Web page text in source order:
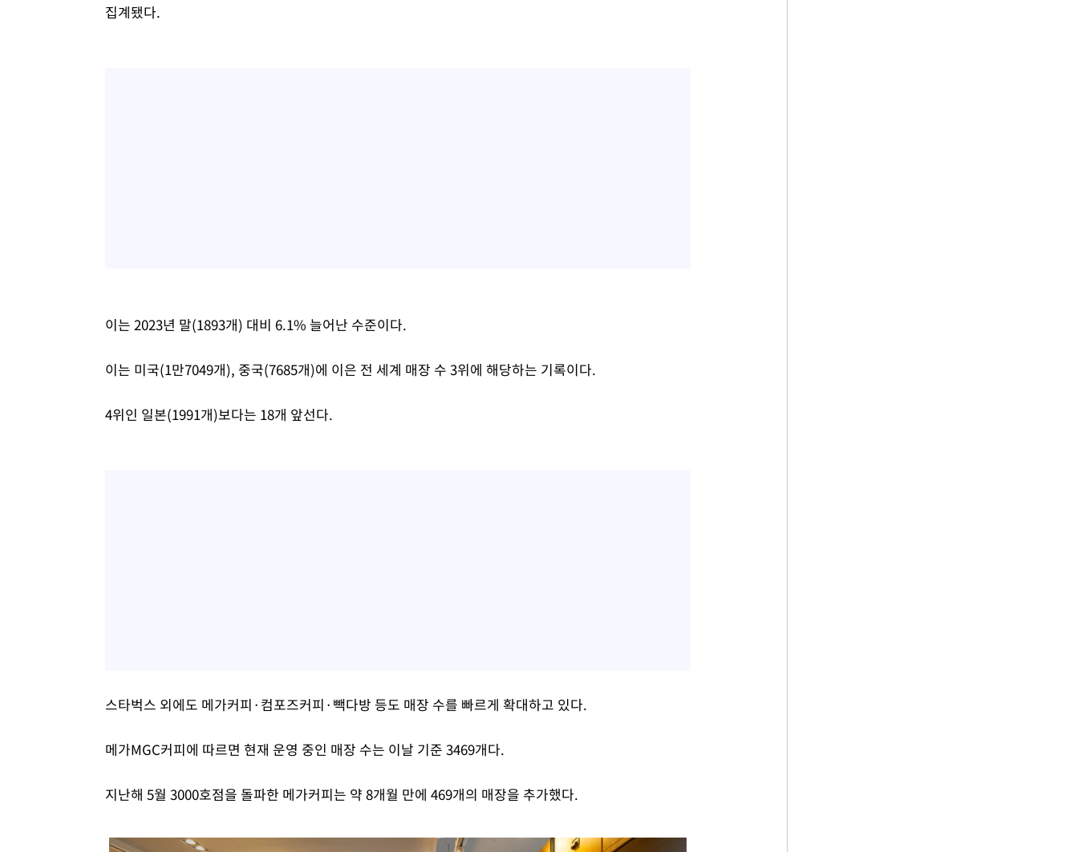
집계됐다.
이는 2023년 말(1893개) 대비 6.1% 늘어난 수준이다.
이는 미국(1만7049개), 중국(7685개)에 이은 전 세계 매장 수 3위에 해당하는 기록이다.
4위인 일본(1991개)보다는 18개 앞선다.
스타벅스 외에도 메가커피·컴포즈커피·빽다방 등도 매장 수를 빠르게 확대하고 있다.
메가MGC커피에 따르면 현재 운영 중인 매장 수는 이날 기준 3469개다.
지난해 5월 3000호점을 돌파한 메가커피는 약 8개월 만에 469개의 매장을 추가했다.